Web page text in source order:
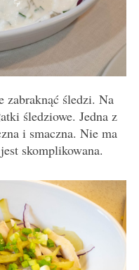
zabraknąć śledzi. Na
śledziowe. Jedna z
i smaczna. Nie ma
skomplikowana.